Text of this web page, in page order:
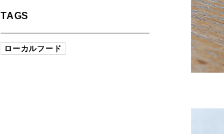
TAGS
ローカルフード